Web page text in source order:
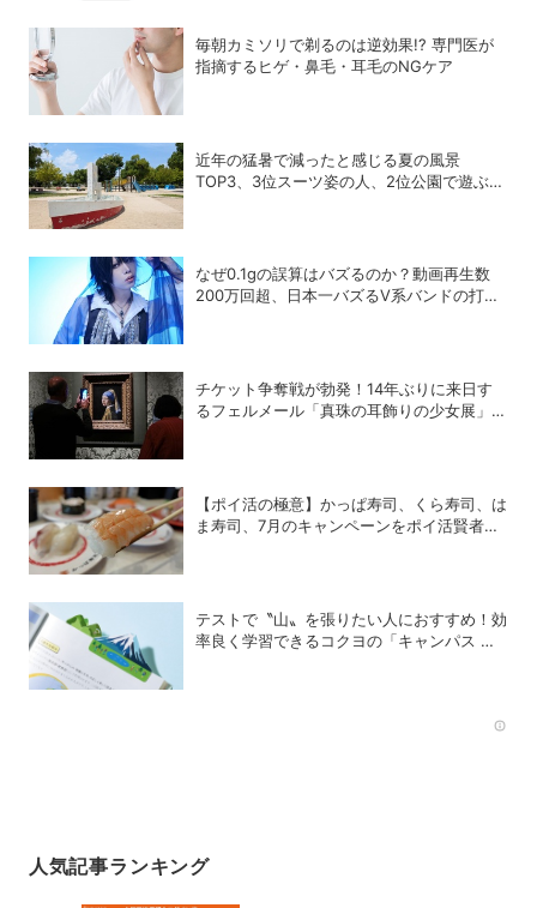
毎朝カミソリで剃るのは逆効果!? 専門医が
指摘するヒゲ・鼻毛・耳毛のNGケア
近年の猛暑で減ったと感じる夏の風景
TOP3、3位スーツ姿の人、2位公園で遊ぶ
なぜ0.1gの誤算はバズるのか？動画再生数
200万回超、日本一バズるV系バンドの打算
チケット争奪戦が勃発！14年ぶりに来日す
るフェルメール「真珠の耳飾りの少女展」の
【ポイ活の極意】かっぱ寿司、くら寿司、は
ま寿司、7月のキャンペーンをポイ活賢者は
テストで〝山〟を張りたい人におすすめ！効
率良く学習できるコクヨの「キャンパス 山
人気記事ランキング